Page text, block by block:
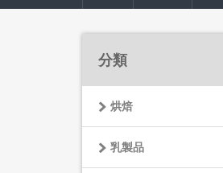
分類
烘焙
乳製品